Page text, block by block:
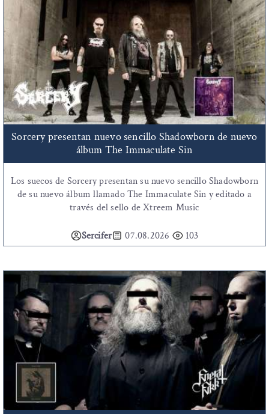
Sorcery presentan nuevo sencillo Shadowborn de nuevo
álbum The Immaculate Sin
Los suecos de Sorcery presentan su nuevo sencillo Shadowborn
de su nuevo álbum llamado The Immaculate Sin y editado a
través del sello de Xtreem Music
Sercifer 07.08.2026 103